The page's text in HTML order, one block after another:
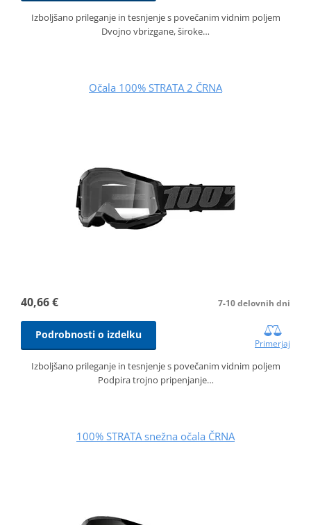
Izboljšano prileganje in tesnjenje s povečanim vidnim poljem
Dvojno vbrizgane, široke…
Očala 100% STRATA 2 ČRNA
40,66 € 7-10 delovnih dni
Podrobnosti o izdelku
Primerjaj
Izboljšano prileganje in tesnjenje s povečanim vidnim poljem
Podpira trojno pripenjanje…
100% STRATA snežna očala ČRNA